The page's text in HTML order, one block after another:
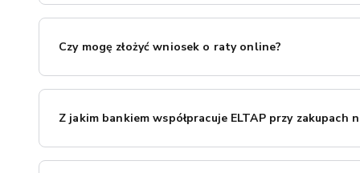
Czy mogę złożyć wniosek o raty online?
Z jakim bankiem współpracuje ELTAP przy zakupach